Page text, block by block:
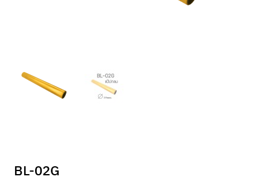
BL-02G